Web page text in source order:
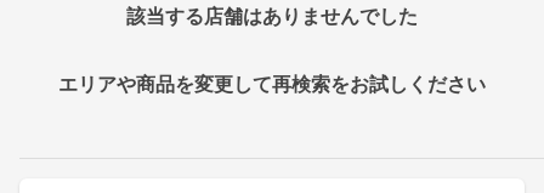
該当する店舗はありませんでした
エリアや商品を変更して再検索をお試しください